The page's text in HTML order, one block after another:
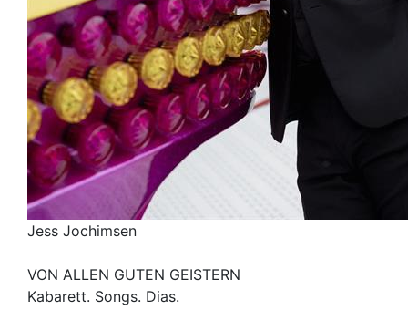
Jess Jochimsen
VON ALLEN GUTEN GEISTERN
Kabarett. Songs. Dias.